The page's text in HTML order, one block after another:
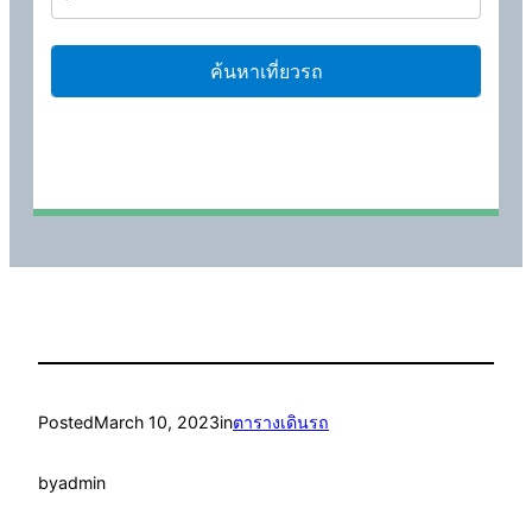
PostedMarch 10, 2023inตารางเดินรถ
byadmin